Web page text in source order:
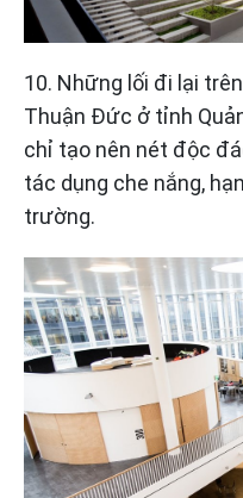
10. Những lối đi lại
Thuận Đức ở tỉnh
chỉ tạo nên nét độc
tác dụng che nắng,
trường.